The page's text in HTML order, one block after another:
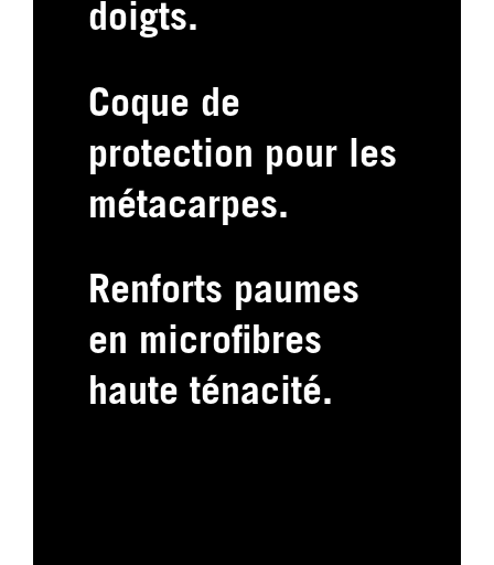
doigts.
Coque de
protection pour les
métacarpes.
Renforts paumes
en microfibres
haute ténacité.